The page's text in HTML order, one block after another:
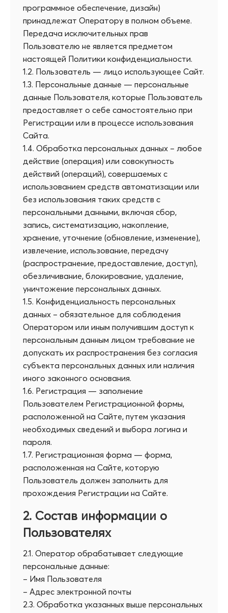
программное обеспечение, дизайн)
принадлежат Оператору в полном объеме.
Передача исключительных прав
Пользователю не является предметом
настоящей Политики конфиденциальности.
1.2. Пользователь — лицо использующее Сайт.
1.3. Персональные данные — персональные
данные Пользователя, которые Пользователь
предоставляет о себе самостоятельно при
Регистрации или в процессе использования
Сайта.
1.4. Обработка персональных данных – любое
действие (операция) или совокупность
действий (операций), совершаемых с
использованием средств автоматизации или
без использования таких средств с
персональными данными, включая сбор,
запись, систематизацию, накопление,
хранение, уточнение (обновление, изменение),
извлечение, использование, передачу
(распространение, предоставление, доступ),
обезличивание, блокирование, удаление,
уничтожение персональных данных.
1.5. Конфиденциальность персональных
данных – обязательное для соблюдения
Оператором или иным получившим доступ к
персональным данным лицом требование не
допускать их распространения без согласия
субъекта персональных данных или наличия
иного законного основания.
1.6. Регистрация — заполнение
Пользователем Регистрационной формы,
расположенной на Сайте, путем указания
необходимых сведений и выбора логина и
пароля.
1.7. Регистрационная форма — форма,
расположенная на Сайте, которую
Пользователь должен заполнить для
прохождения Регистрации на Сайте.
2. Состав информации о
Пользователях
2.1. Оператор обрабатывает следующие
персональные данные:
– Имя Пользователя
– Адрес электронной почты
2.3. Обработка указанных выше персональных